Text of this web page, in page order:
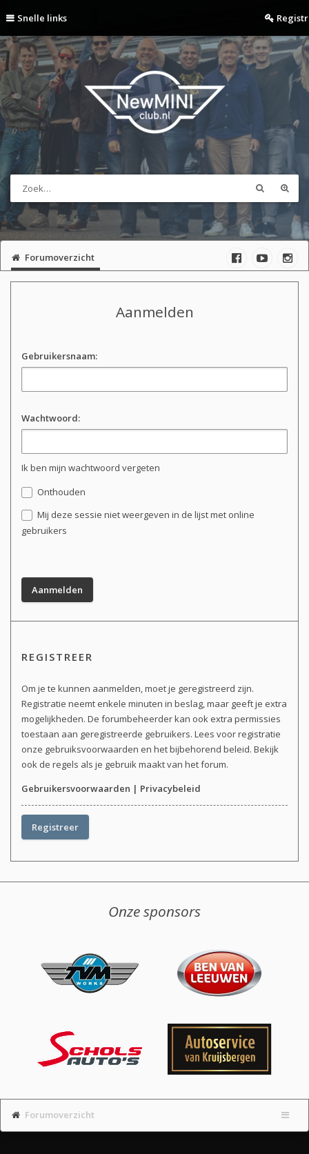
Snelle links
Forumoverzicht
Aanmelden
Gebruikersnaam:
Wachtwoord:
Ik ben mijn wachtwoord vergeten
Onthouden
Mij deze sessie niet weergeven in de lijst met online
gebruikers
REGISTREER
Om je te kunnen aanmelden, moet je geregistreerd zijn.
Registratie neemt enkele minuten in beslag, maar geeft je extra
mogelijkheden. De forumbeheerder kan ook extra permissies
toestaan aan geregistreerde gebruikers. Lees voor registratie
onze gebruiksvoorwaarden en het bijbehorend beleid. Bekijk
ook de regels als je gebruik maakt van het forum.
Gebruikersvoorwaarden | Privacybeleid
Registreer
Onze sponsors
Forumoverzicht